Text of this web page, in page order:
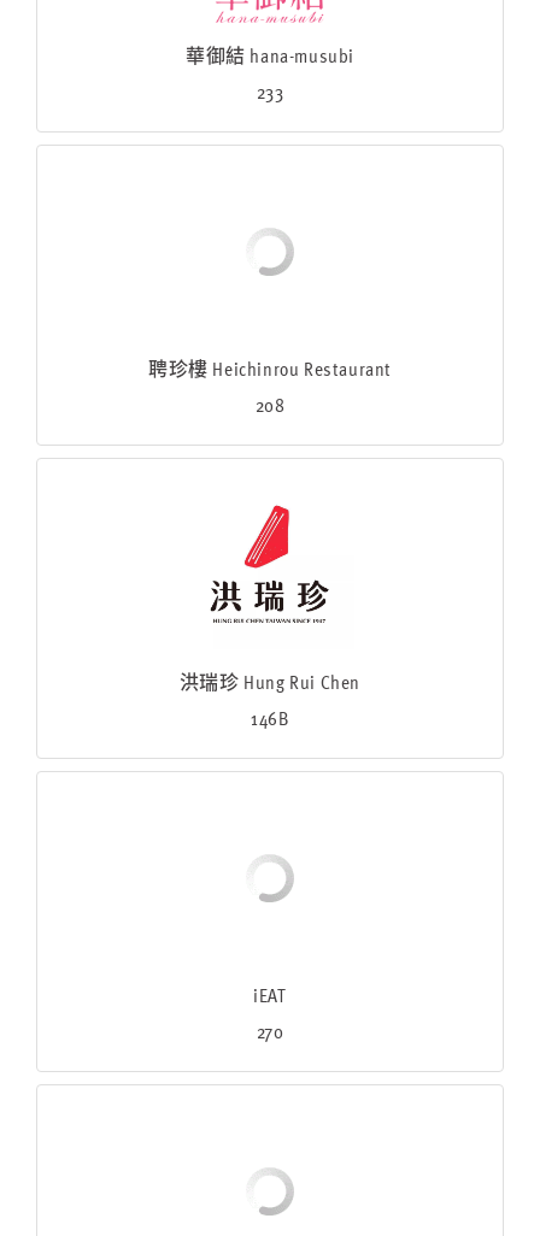
華御結 hana-musubi
233
聘珍樓 Heichinrou Restaurant
208
洪瑞珍 Hung Rui Chen
146B
iEAT
270